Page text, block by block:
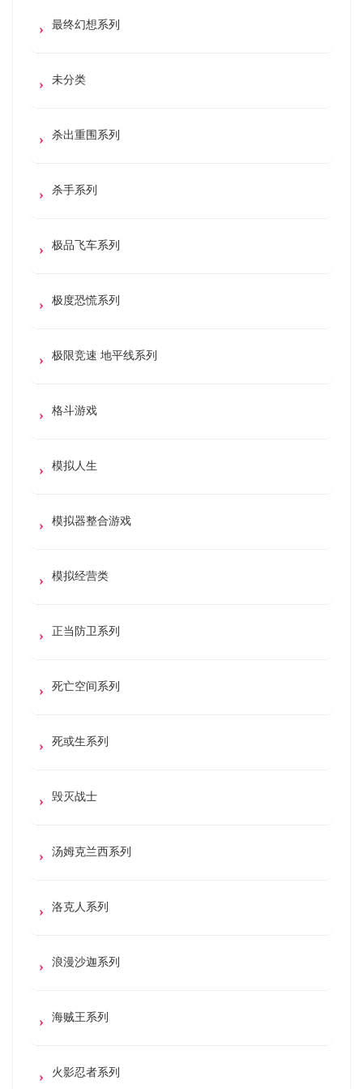
最终幻想系列
未分类
杀出重围系列
杀手系列
极品飞车系列
极度恐慌系列
极限竞速 地平线系列
格斗游戏
模拟人生
模拟器整合游戏
模拟经营类
正当防卫系列
死亡空间系列
死或生系列
毁灭战士
汤姆克兰西系列
洛克人系列
浪漫沙迦系列
海贼王系列
火影忍者系列